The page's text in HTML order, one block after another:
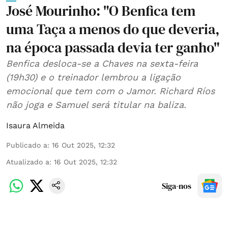
José Mourinho: "O Benfica tem
uma Taça a menos do que deveria,
na época passada devia ter ganho"
Benfica desloca-se a Chaves na sexta-feira
(19h30) e o treinador lembrou a ligação
emocional que tem com o Jamor. Richard Ríos
não joga e Samuel será titular na baliza.
Isaura Almeida
Publicado a: 16 Out 2025, 12:32
Atualizado a: 16 Out 2025, 12:32
Siga-nos